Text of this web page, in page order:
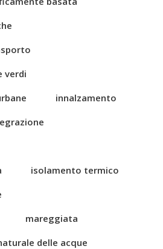
verdi
innalzamento
isolamento termico
mareggiata
delle acque